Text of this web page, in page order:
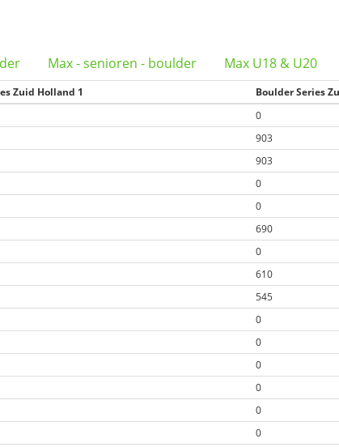
Max - senioren - boulder Max U18 & U20
Zuid Holland 1 Boulder Series
0
903
903
0
0
690
0
610
545
0
0
0
0
0
0